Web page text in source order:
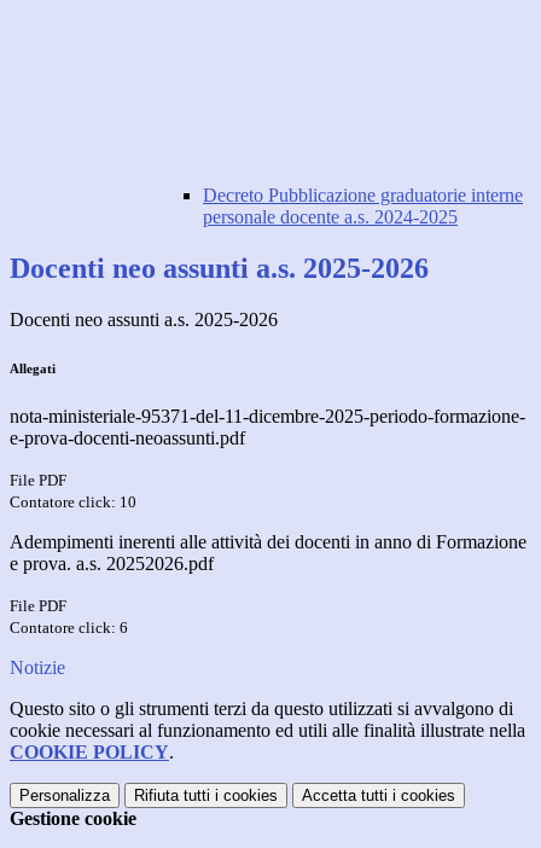
Decreto Pubblicazione graduatorie interne
personale docente a.s. 2024-2025
Docenti neo assunti a.s. 2025-2026
Docenti neo assunti a.s. 2025-2026
Allegati
nota-ministeriale-95371-del-11-dicembre-2025-periodo-formazione-
e-prova-docenti-neoassunti.pdf
File PDF
Contatore click: 10
Adempimenti inerenti alle attività dei docenti in anno di Formazione
e prova. a.s. 20252026.pdf
File PDF
Contatore click: 6
Notizie
Questo sito o gli strumenti terzi da questo utilizzati si avvalgono di
cookie necessari al funzionamento ed utili alle finalità illustrate nella
COOKIE POLICY.
Personalizza Rifiuta tutti i cookies Accetta tutti i cookies
Gestione cookie